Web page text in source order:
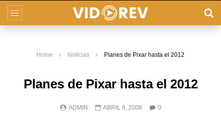
Home Noticias Planes de Pixar hasta el 2012
Planes de Pixar hasta el 2012
ADMIN ABRIL 9, 2008 0